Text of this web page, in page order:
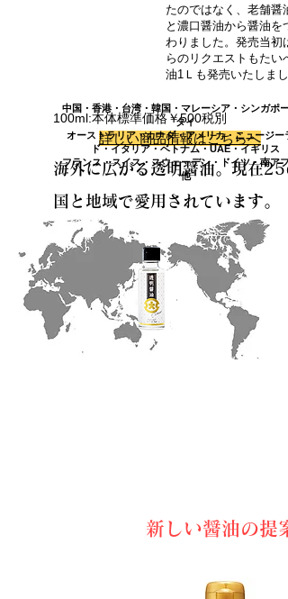
たのではなく、老舗醤
と濃口醤油から醤油
わりました。発売当初
らのリクエストもた
油1Ｌも発売いたしまし
100ml:本体標準価格￥500税別
詳しい商品情報はこちらへ
海外に広がる透明醤油。現在25
国と地域で愛用されています。
（2022.1月現在）
中国・香港・台湾・韓国・マレーシア・シンガポー
タイ
オーストラリア・カナダ・アメリカ・ニュージー
ド・イタリア・ベトナム・UAE・イギリス
フランス・スイス・スウェーデン・ドイツ・南アフ
他
新しい醤油の提